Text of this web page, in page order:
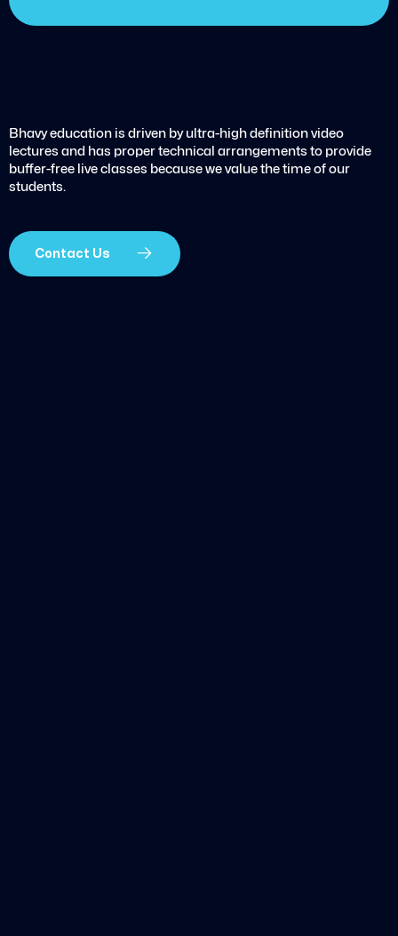
Bhavy education is driven by ultra-high definition video
lectures and has proper technical arrangements to provide
buffer-free live classes because we value the time of our
students.
Contact Us